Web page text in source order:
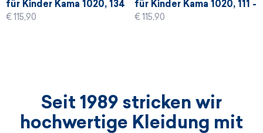
für Kinder Kama 1020, 134
- rosa
€ 115,90
für Kinder Kama 1020, 111 -
graphit
€ 115,90
Seit 1989 stricken wir
hochwertige Kleidung mit